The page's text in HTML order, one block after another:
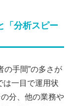
「分析スピー
の手間”の多さが
は一目で運用状
分、他の業務や